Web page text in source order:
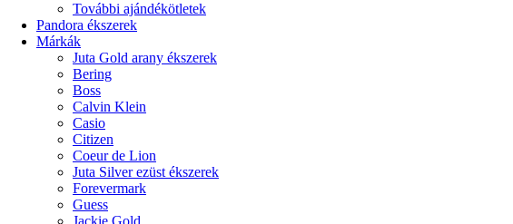
További ajándékötletek
Pandora ékszerek
Márkák
Juta Gold arany ékszerek
Bering
Boss
Calvin Klein
Casio
Citizen
Coeur de Lion
Juta Silver ezüst ékszerek
Forevermark
Guess
Jackie Gold